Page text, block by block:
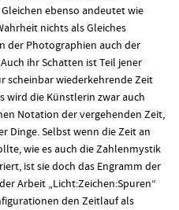
ebenso andeutet wie
nichts als Gleiches
der Photographien auch der
ihr Schatten ist Teil jener
scheinbar wiederkehrende Zeit
wird die Künstlerin zwar auch
Notation der vergehenden Zeit,
Dinge. Selbst wenn die Zeit an
wie es auch die Zahlenmystik
ist sie doch das Engramm der
Arbeit „Licht:Zeichen:Spuren“
den Zeitlauf als